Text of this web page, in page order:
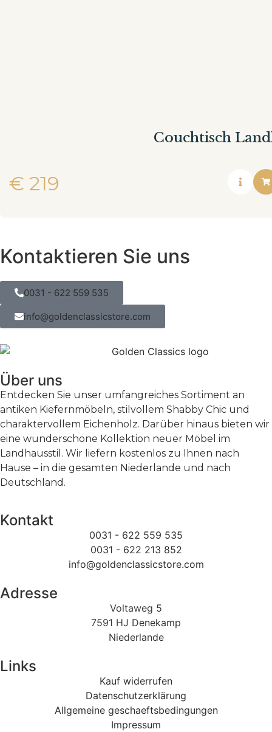
Couchtisch
€ 219
Kontaktieren Sie uns
0031 - 622 559 535
info@goldenclassicstore.com
Über uns
Entdecken Sie unser umfangreiches Sortiment an
antiken Kiefernmöbeln, stilvollem Shabby Chic und
charaktervollem Eichenholz. Darüber hinaus bieten wir
eine wunderschöne Kollektion neuer Möbel im
Landhausstil. Wir liefern kostenlos zu Ihnen nach
Hause – in die gesamten Niederlande und nach
Deutschland.
Kontakt
0031 - 622 559 535
0031 - 622 213 852
info@goldenclassicstore.com
Adresse
Voltaweg 5
7591 HJ Denekamp
Niederlande
Links
Kauf widerrufen
Datenschutzerklärung
Allgemeine geschaeftsbedingungen
Impressum